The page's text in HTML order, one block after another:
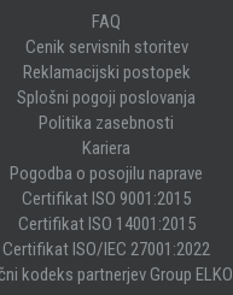
FAQ
Cenik servisnih storitev
Reklamacijski postopek
Splošni pogoji poslovanja
Politika zasebnosti
Kariera
Pogodba o posojilu naprave
Certifikat ISO 9001:2015
Certifikat ISO 14001:2015
Certifikat ISO/IEC 27001:2022
kodeks partnerjev Group ELKO